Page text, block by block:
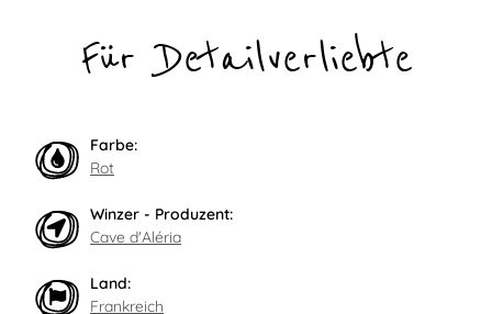
Für Detailverliebte
Farbe:
Rot
Winzer - Produzent:
Cave d'Aléria
Land:
Frankreich